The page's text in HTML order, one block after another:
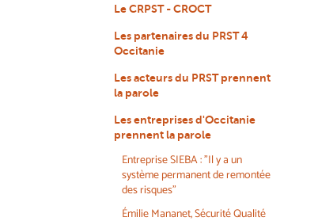
Le CRPST - CROCT
Les partenaires du PRST 4
Occitanie
Les acteurs du PRST prennent
la parole
Les entreprises d'Occitanie
prennent la parole
Entreprise SIEBA : "Il y a un
système permanent de remontée
des risques"
Émilie Mananet, Sécurité Qualité